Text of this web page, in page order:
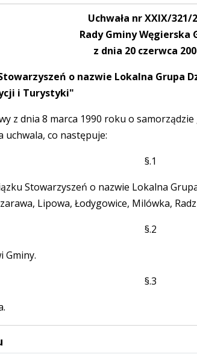
Uchwała nr XXIX/321/
Rady Gminy Węgierska
z dnia 20 czerwca
o nazwie Lokalna Grupa
i Turystyki"
z dnia 8 marca 1990 roku o
uchwala, co następuje:
§.1
Stowarzyszeń o nazwie Lokalna
Lipowa, Łodygowice, Milówka,
§.2
Gminy.
§.3